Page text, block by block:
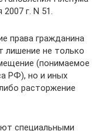
г. N 51.
права гражданина
лишение не только
(понимаемое
РФ), но и иных
расторжение
специальными